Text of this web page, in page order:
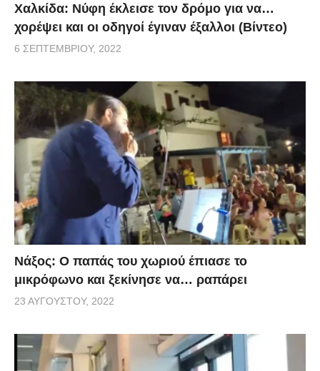
Χαλκίδα: Νύφη έκλεισε τον δρόμο για να…
χορέψει και οι οδηγοί έγιναν έξαλλοι (Βίντεο)
6 ΣΕΠΤΕΜΒΡΊΟΥ, 2022
Νάξος: Ο παπάς του χωριού έπιασε το
μικρόφωνο και ξεκίνησε να… ραπάρει
23 ΑΥΓΟΎΣΤΟΥ, 2022